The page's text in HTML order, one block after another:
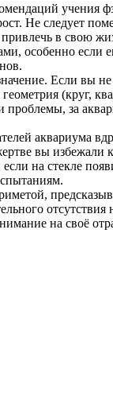
учения
Не следует
в свою
особенно если
Если вы
(круг,
за
аквариума
вы
на стекле
на своё